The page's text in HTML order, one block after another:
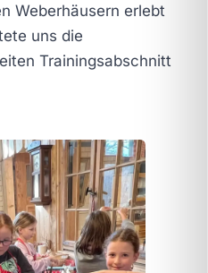
Weberhäusern erlebt
uns die
Trainingsabschnitt